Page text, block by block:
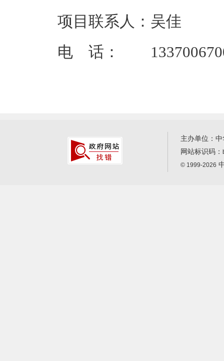
项目联系人：吴佳
电 话：
主办单位：
网站标识码：
© 1999-2026